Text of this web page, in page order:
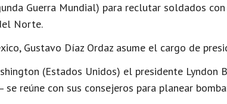
Guerra Mundial) para reclutar soldados
Norte.
Gustavo Díaz Ordaz asume el cargo de
(Estados Unidos) el presidente
reúne con sus consejeros para planear